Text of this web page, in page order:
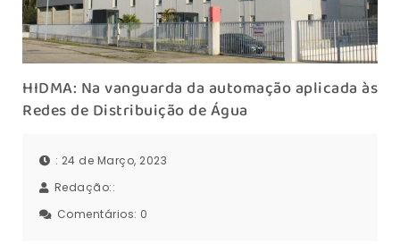
HIDMA: Na vanguarda da automação aplicada às
Redes de Distribuição de Água
: 24 de Março, 2023
Redação::
Comentários: 0